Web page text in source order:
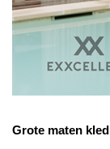
Grote maten